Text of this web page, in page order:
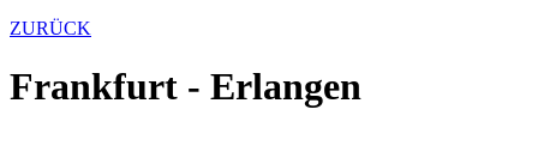
ZURÜCK
Frankfurt - Erlangen